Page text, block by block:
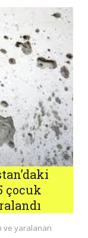
çocuk
ve yaralanan